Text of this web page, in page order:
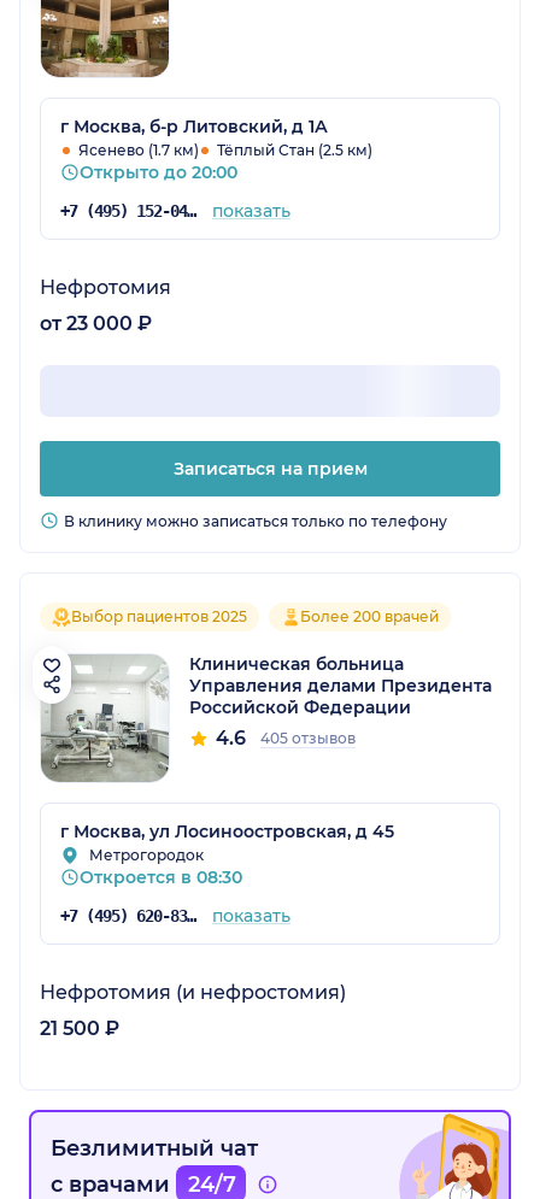
г Москва, б-р Литовский, д 1А
Ясенево (1.7 км) Тёплый Стан (2.5 км)
Открыто до 20:00
+7 (495) 152-04-54 показать
Нефротомия
от 23 000 ₽
Записаться на прием
В клинику можно записаться только по телефону
Выбор пациентов 2025 Более 200 врачей
Клиническая больница
Управления делами Президента
Российской Федерации
4.6 405 отзывов
г Москва, ул Лосиноостровская, д 45
Метрогородок
Откроется в 08:30
+7 (495) 620-83-83 показать
Нефротомия (и нефростомия)
21 500 ₽
Безлимитный чат
с врачами
24/7